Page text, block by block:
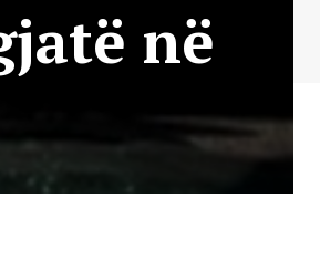
në